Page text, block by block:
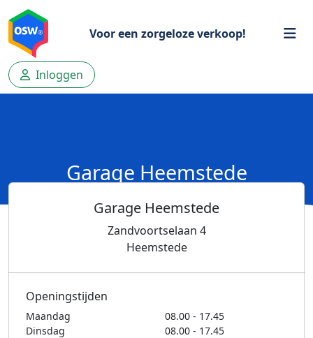
Voor een zorgeloze verkoop!
Inloggen
Garage Heemstede
Garage Heemstede
Zandvoortselaan 4
Heemstede
Openingstijden
Maandag
08.00 - 17.45
Dinsdag
08.00 - 17.45